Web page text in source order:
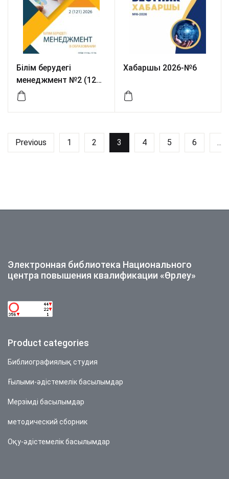
Білім берудегі
менеджмент №2 (121)
2026
Хабаршы 2026-№6
Previous 1 2 3 4 5 6 …
Электронная библиотека Национального
центра повышения квалификации «Өрлеу»
Product categories
Библиографиялық студия
Ғылыми-әдістемелік басылымдар
Мерзімді басылымдар
методический сборник
Оқу-әдістемелік басылымдар